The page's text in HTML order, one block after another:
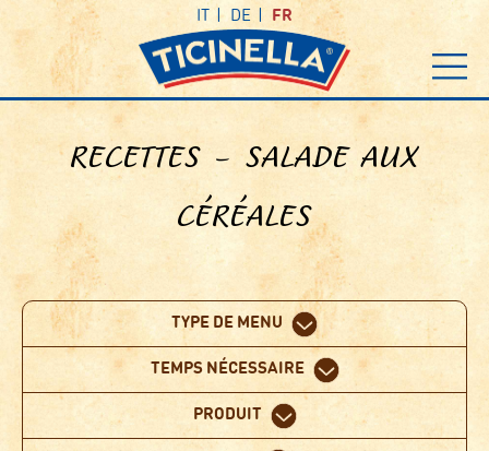
IT DE FR
RECETTES – SALADE AUX
CÉRÉALES
TYPE DE MENU
TEMPS NÉCESSAIRE
PRODUIT